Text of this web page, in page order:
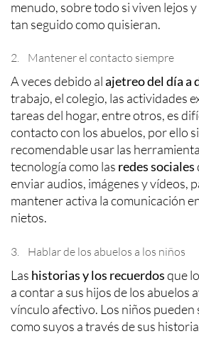
menudo, sobre todo si viven lejos
tan seguido como quisieran.
2. Mantener el contacto siempre
A veces debido alajetreo del día a
trabajo, el colegio, las actividades
tareas del hogar, entre otros, es
contacto con los abuelos, por ello
recomendable usar las
tecnología como las redes sociales
enviar audios, imágenes y vídeos,
mantener activa la comunicación
nietos.
3. Hablar de los abuelos a los niños
Las historias y los recuerdosque
a contar a sus hijos de los abuelos
vínculo afectivo. Los niños pueden
como suyos a través de sus